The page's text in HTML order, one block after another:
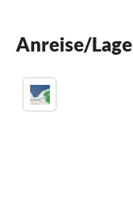
Grill
Anreise/Lage